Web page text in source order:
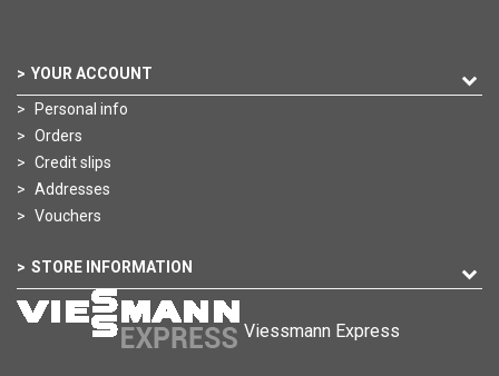
YOUR ACCOUNT
Personal info
Orders
Credit slips
Addresses
Vouchers
STORE INFORMATION
Viessmann Express